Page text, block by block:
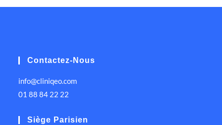
Contactez-Nous
info@cliniqeo.com
01 88 84 22 22
Siège Parisien